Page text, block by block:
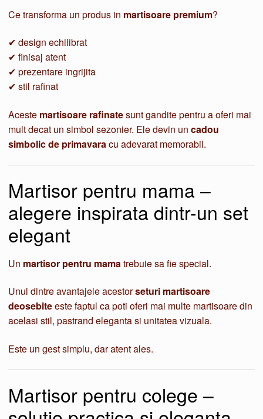
Ce transforma un produs in martisoare premium?
✔ design echilibrat
✔ finisaj atent
✔ prezentare ingrijita
✔ stil rafinat
Aceste martisoare rafinatesunt gandite pentru a oferi mai
mult decat un simbol sezonier. Ele devin un cadou
simbolic de primavaracu adevarat memorabil.
Martisor pentru mama –
alegere inspirata dintr-un set
elegant
Un martisor pentru mamatrebuie sa fie special.
Unul dintre avantajele acestorseturi martisoare
deosebiteeste faptul ca poti oferi mai multe martisoare din
acelasi stil, pastrand eleganta si unitatea vizuala.
Este un gest simplu, dar atent ales.
Martisor pentru colege –